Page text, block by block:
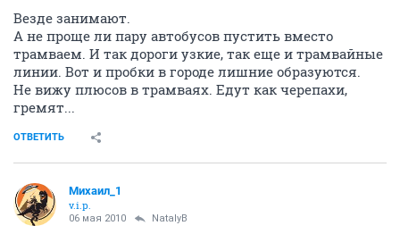
Везде занимают.
А не проще ли пару автобусов пустить вместо
трамваем. И так дороги узкие, так еще и трамвайные
линии. Вот и пробки в городе лишние образуются.
Не вижу плюсов в трамваях. Едут как черепахи,
гремят...
ОТВЕТИТЬ
Михаил_1
v.i.p.
06 мая 2010 NatalyB